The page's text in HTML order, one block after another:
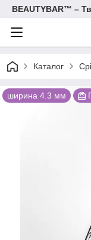
BEAUTYBAR™ –
Каталог
ширина 4.3 мм